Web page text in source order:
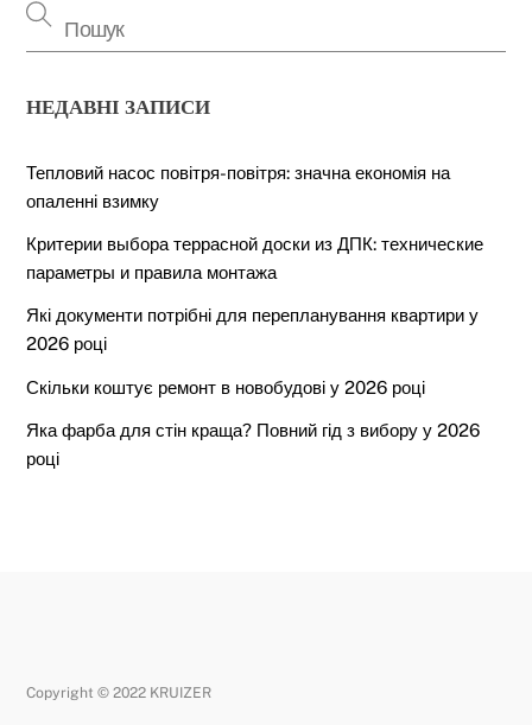
НЕДАВНІ ЗАПИСИ
Тепловий насос повітря-повітря: значна економія на
опаленні взимку
Критерии выбора террасной доски из ДПК: технические
параметры и правила монтажа
Які документи потрібні для перепланування квартири у
2026 році
Скільки коштує ремонт в новобудові у 2026 році
Яка фарба для стін краща? Повний гід з вибору у 2026
році
Copyright © 2022 KRUIZER